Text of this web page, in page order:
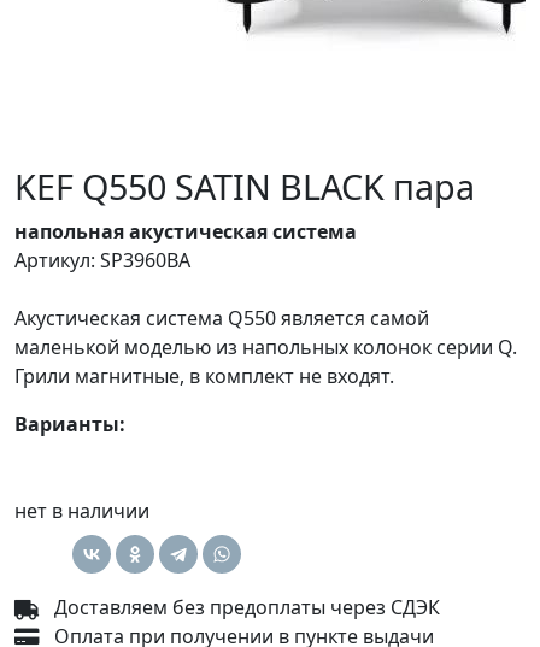
KEF Q550 SATIN BLACK пара
напольная акустическая система
Артикул: SP3960BA
Акустическая система Q550 является самой
маленькой моделью из напольных колонок серии Q.
Грили магнитные, в комплект не входят.
Варианты:
нет в наличии
Доставляем без предоплаты через СДЭК
Оплата при получении в пункте выдачи